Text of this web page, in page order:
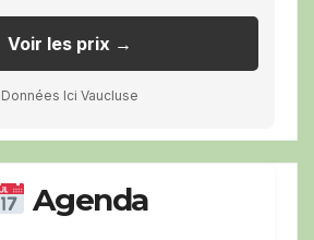
Voir les prix →
Données Ici Vaucluse
Agenda